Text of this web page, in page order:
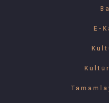
E-